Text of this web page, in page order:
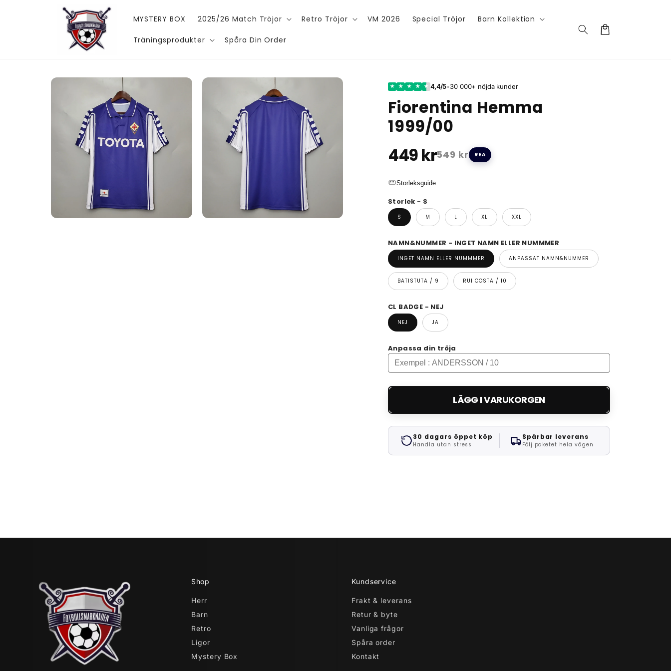
MYSTERY BOX 2025/26 Match Tröjor Retro Tröjor VM 2026 Special Tröjor Barn Kollektion
Träningsprodukter Spåra Din Order
Varukorg
Gå vidare till
produktinformation
★ ★ ★ ★ ★ 4,4/5•30 000+ nöjda kunder
Fiorentina Hemma
1999/00
449 kr549 kr REA
straightenStorleksguide
Storlek - S
S M L XL XXL
NAMN&NUMMER - INGET NAMN ELLER NUMMMER
INGET NAMN ELLER NUMMMER ANPASSAT NAMN&NUMMER
BATISTUTA / 9 RUI COSTA / 10
CL BADGE - NEJ
NEJ JA
Anpassa din tröja
LÄGG I VARUKORGEN
30 dagars öppet köp
Handla utan stress
Spårbar leverans
Följ paketet hela vägen
Shop
Herr
Barn
Retro
Ligor
Mystery Box
Kundservice
Frakt & leverans
Retur & byte
Vanliga frågor
Spåra order
Kontakt